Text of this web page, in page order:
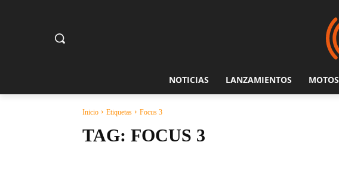
NOTICIAS LANZAMIENTOS MOTOS
Inicio Etiquetas Focus 3
TAG: FOCUS 3